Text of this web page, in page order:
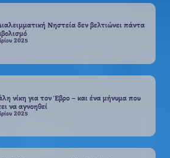
Νηστεία δεν βελτιώνει πάντα
2025
νίκη για τον Έβρο – και ένα μήνυμα που
να αγνοηθεί
2025